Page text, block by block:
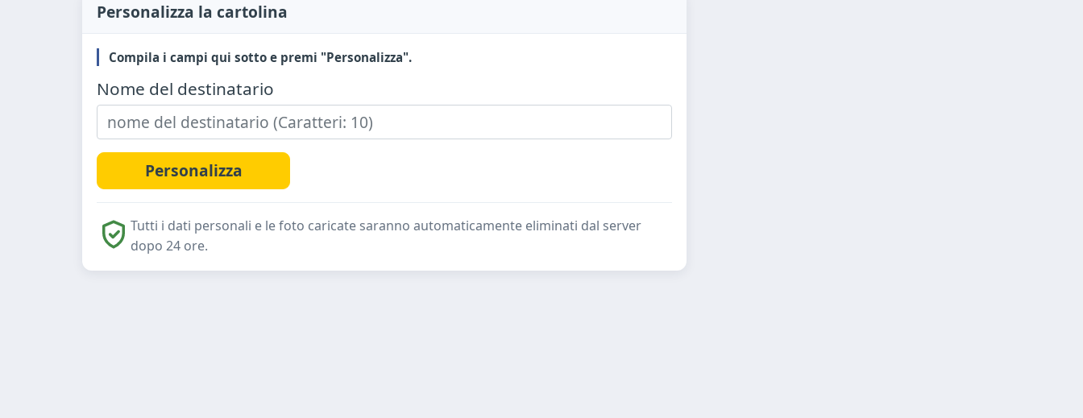
Personalizza la cartolina
Compila i campi qui sotto e premi "Personalizza".
Nome del destinatario
Tutti i dati personali e le foto caricate saranno automaticamente eliminati dal server
dopo 24 ore.